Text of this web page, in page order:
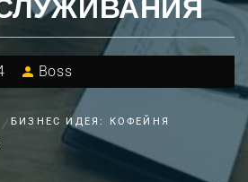
Boss
БИЗНЕС ИДЕЯ: КОФЕЙНЯ